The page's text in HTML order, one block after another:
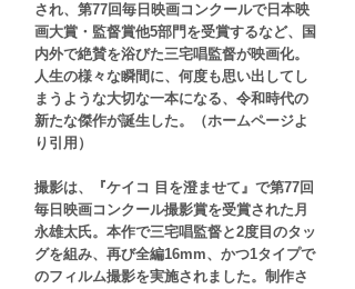
され、第77回毎日映画コンクールで日本映
画大賞・監督賞他5部門を受賞するなど、国
内外で絶賛を浴びた三宅唱監督が映画化。
人生の様々な瞬間に、何度も思い出してし
まうような大切な一本になる、令和時代の
新たな傑作が誕生した。（ホームページよ
り引用）
撮影は、『ケイコ 目を澄ませて』で第77回
毎日映画コンクール撮影賞を受賞された月
永雄太氏。本作で三宅唱監督と2度目のタッ
グを組み、再び全編16mm、かつ1タイプで
のフィルム撮影を実施されました。制作さ